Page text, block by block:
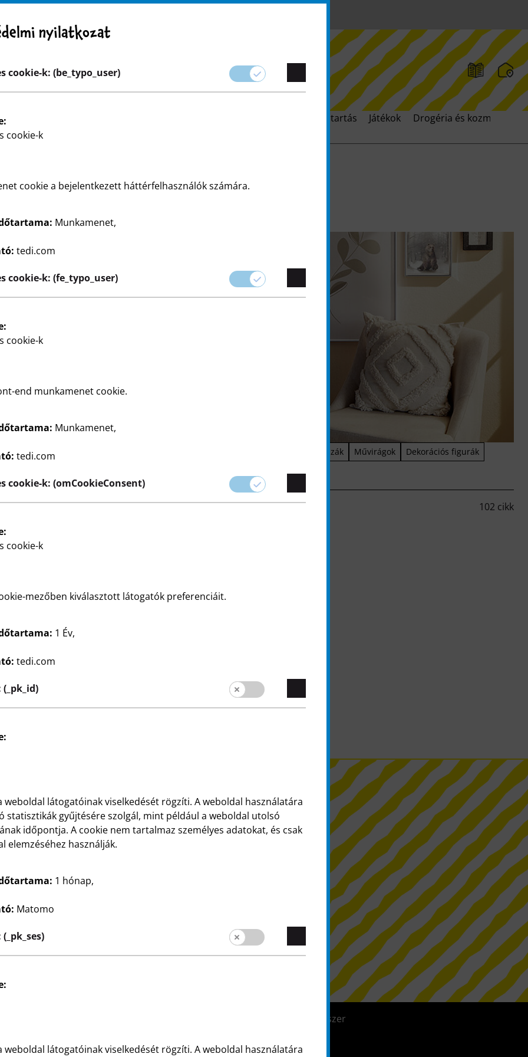
Háztartás Játékok Drogéria és kozmetika
dekorációkig
kölcsönöznek bármely
a stílus és a
Ön ízlése szerint
textíliák Vázák Művirágok
Dekorációs figurák
102 cikk
Bejelentő rendszer
nyilatkozat
cookie-k: (be_typo_user)
cookie-k
cookie a bejelentkezett háttérfelhasználók számára.
Munkamenet,
tedi.com
cookie-k: (fe_typo_user)
cookie-k
end munkamenet cookie.
Munkamenet,
tedi.com
cookie-k: (omCookieConsent)
cookie-k
mezőben kiválasztott látogatók preferenciáit.
1 Év,
tedi.com
weboldal látogatóinak viselkedését rögzíti. A weboldal használatára
statisztikák gyűjtésére szolgál, mint például a weboldal utolsó
időpontja. A cookie nem tartalmaz személyes adatokat, és csak
elemzéséhez használják.
1 hónap,
Matomo
weboldal látogatóinak viselkedését rögzíti. A weboldal használatára